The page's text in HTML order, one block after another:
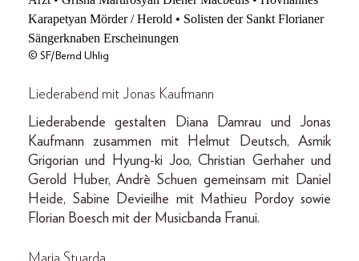
© SF/Bernd Uhlig
Liederabend mit Jonas Kaufmann
Liederabende gestalten Diana Damrau und Jonas
Kaufmann zusammen mit Helmut Deutsch, Asmik
Grigorian und Hyung-ki Joo, Christian Gerhaher und
Gerold Huber, Andrè Schuen gemeinsam mit Daniel
Heide, Sabine Devieilhe mit Mathieu Pordoy sowie
Florian Boesch mit der Musicbanda Franui.